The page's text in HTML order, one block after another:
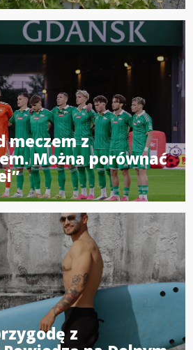
meczem z
Można porównać
z